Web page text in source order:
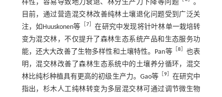
样性，容易导致地力衰退、林分生产力下降等问题
。
目前，通过营造混交林改善纯林土壤退化问题受到广泛关
注，如Huuskonen等 ［7］在研究中发现将针叶林单一栽培转
变为混交林，不仅提升了森林生态系统产品和生态服务功
能，还大大改善了生物多样性和土壤特性。Pan等［8］也表
明，混交林改善了森林生态系统中的土壤养分循环，混交
林比纯杉种植具有更高的初级生产力。Gao等［9］在研究中
指出，杉木人工纯林转变为多层混交林可通过调节微生物